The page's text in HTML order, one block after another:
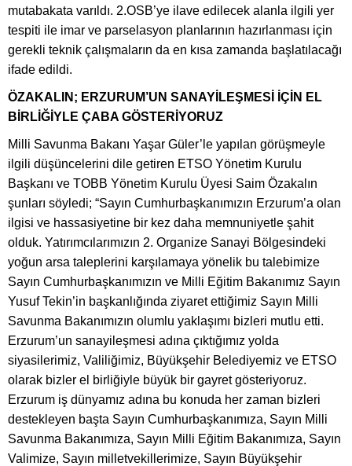
mutabakata varıldı. 2.OSB’ye ilave edilecek alanla ilgili yer
tespiti ile imar ve parselasyon planlarının hazırlanması için
gerekli teknik çalışmaların da en kısa zamanda başlatılacağı
ifade edildi.
ÖZAKALIN; ERZURUM’UN SANAYİLEŞMESİ İÇİN EL
BİRLİĞİYLE ÇABA GÖSTERİYORUZ
Milli Savunma Bakanı Yaşar Güler’le yapılan görüşmeyle
ilgili düşüncelerini dile getiren ETSO Yönetim Kurulu
Başkanı ve TOBB Yönetim Kurulu Üyesi Saim Özakalın
şunları söyledi; “Sayın Cumhurbaşkanımızın Erzurum’a olan
ilgisi ve hassasiyetine bir kez daha memnuniyetle şahit
olduk. Yatırımcılarımızın 2. Organize Sanayi Bölgesindeki
yoğun arsa taleplerini karşılamaya yönelik bu talebimize
Sayın Cumhurbaşkanımızın ve Milli Eğitim Bakanımız Sayın
Yusuf Tekin’in başkanlığında ziyaret ettiğimiz Sayın Milli
Savunma Bakanımızın olumlu yaklaşımı bizleri mutlu etti.
Erzurum’un sanayileşmesi adına çıktığımız yolda
siyasilerimiz, Valiliğimiz, Büyükşehir Belediyemiz ve ETSO
olarak bizler el birliğiyle büyük bir gayret gösteriyoruz.
Erzurum iş dünyamız adına bu konuda her zaman bizleri
destekleyen başta Sayın Cumhurbaşkanımıza, Sayın Milli
Savunma Bakanımıza, Sayın Milli Eğitim Bakanımıza, Sayın
Valimize, Sayın milletvekillerimize, Sayın Büyükşehir